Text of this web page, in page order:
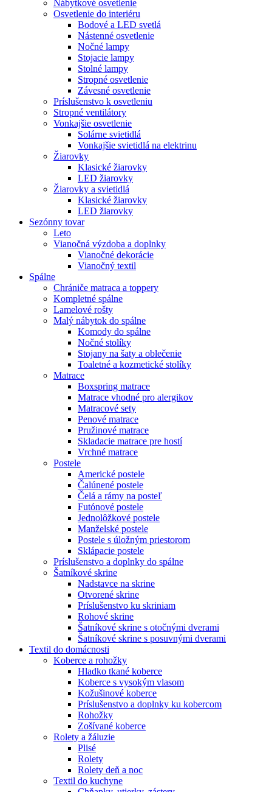
Nábytkové osvetlenie
Osvetlenie do interiéru
Bodové a LED svetlá
Nástenné osvetlenie
Nočné lampy
Stojacie lampy
Stolné lampy
Stropné osvetlenie
Závesné osvetlenie
Príslušenstvo k osvetleniu
Stropné ventilátory
Vonkajšie osvetlenie
Solárne svietidlá
Vonkajšie svietidlá na elektrinu
Žiarovky
Klasické žiarovky
LED žiarovky
Žiarovky a svietidlá
Klasické žiarovky
LED žiarovky
Sezónny tovar
Leto
Vianočná výzdoba a doplnky
Vianočné dekorácie
Vianočný textil
Spálne
Chrániče matraca a toppery
Kompletné spálne
Lamelové rošty
Malý nábytok do spálne
Komody do spálne
Nočné stolíky
Stojany na šaty a oblečenie
Toaletné a kozmetické stolíky
Matrace
Boxspring matrace
Matrace vhodné pro alergikov
Matracové sety
Penové matrace
Pružinové matrace
Skladacie matrace pre hostí
Vrchné matrace
Postele
Americké postele
Čalúnené postele
Čelá a rámy na posteľ
Futónové postele
Jednolôžkové postele
Manželské postele
Postele s úložným priestorom
Sklápacie postele
Príslušenstvo a doplnky do spálne
Šatníkové skrine
Nadstavce na skrine
Otvorené skrine
Príslušenstvo ku skriniam
Rohové skrine
Šatníkové skrine s otočnými dverami
Šatníkové skrine s posuvnými dverami
Textil do domácnosti
Koberce a rohožky
Hladko tkané koberce
Koberce s vysokým vlasom
Kožušinové koberce
Príslušenstvo a doplnky ku kobercom
Rohožky
Zošívané koberce
Rolety a žáluzie
Plisé
Rolety
Rolety deň a noc
Textil do kuchyne